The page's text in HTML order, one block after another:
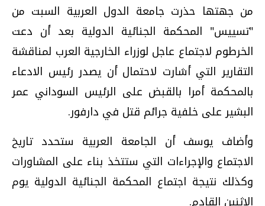
من جهتها حذرت جامعة الدول العربية السبت من
"تسييس" المحكمة الجنائية الدولية بعد أن دعت
الخرطوم لاجتماع عاجل لوزراء الخارجية العرب لمناقشة
التقارير التي أشارت لاحتمال أن يصدر رئيس الادعاء
بالمحكمة أمرا بالقبض على الرئيس السوداني عمر
البشير على خلفية جرائم قتل في دارفور.
وأضاف يوسف أن الجامعة العربية ستحدد تاريخ
الاجتماع والإجراءات التي ستتخذ بناء على المشاورات
وكذلك نتيجة اجتماع المحكمة الجنائية الدولية يوم
الإثنين القادم.